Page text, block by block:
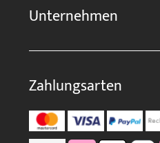
Unternehmen
Zahlungsarten